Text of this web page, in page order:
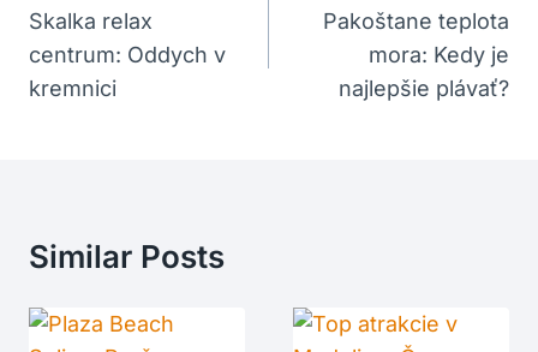
V
Článku
Skalka relax
centrum: Oddych v
kremnici
Pakoštane teplota
mora: Kedy je
najlepšie plávať?
Similar Posts